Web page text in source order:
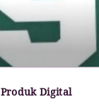
Produk Digital